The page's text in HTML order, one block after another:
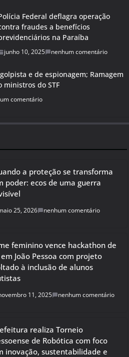
Federal deflagra operação
fraudes a benefícios
na Paraíba
junho 10, 2025 nenhum comentário
e de espionagem; Ramagem
do STF
comentário
a proteção se transforma
poder: ecos de uma guerra
25, 2026 nenhum comentário
feminino vence hackathon de
em João Pessoa com projeto
à inclusão de alunos
11, 2025 nenhum comentário
realiza Torneio
de Robótica com foco
inovação, sustentabilidade e